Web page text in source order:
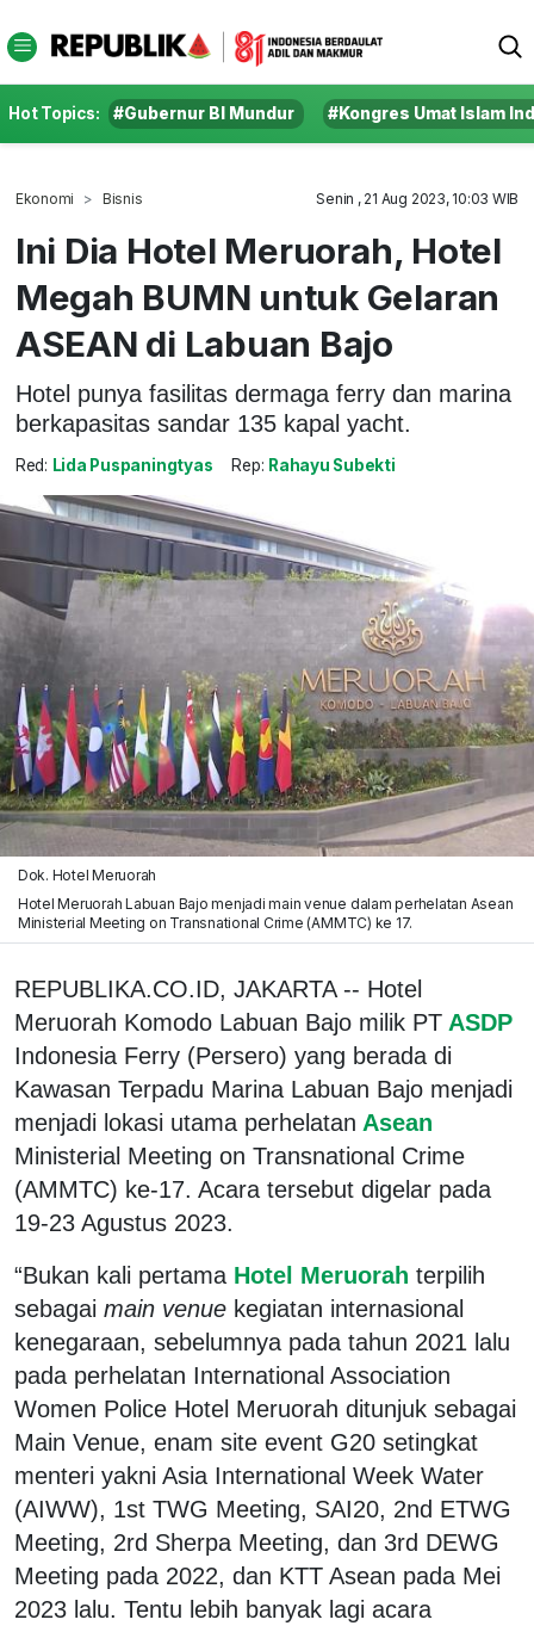
Hot Topics: #Gubernur BI Mundur #Kongres Umat Islam
Ekonomi Bisnis Senin , 21 Aug 2023, 10:03 WIB
Ini Dia Hotel Meruorah, Hotel
Megah BUMN untuk Gelaran
ASEAN di Labuan Bajo
Hotel punya fasilitas dermaga ferry dan marina
berkapasitas sandar 135 kapal yacht.
Red: Lida Puspaningtyas Rep: Rahayu Subekti
Dok. Hotel Meruorah
Hotel Meruorah Labuan Bajo menjadi main venue dalam perhelatan Asean
Ministerial Meeting on Transnational Crime (AMMTC) ke 17.
REPUBLIKA.CO.ID, JAKARTA -- Hotel
Meruorah Komodo Labuan Bajo milik PT ASDP
Indonesia Ferry (Persero) yang berada di
Kawasan Terpadu Marina Labuan Bajo menjadi
menjadi lokasi utama perhelatan Asean
Ministerial Meeting on Transnational Crime
(AMMTC) ke-17. Acara tersebut digelar pada
19-23 Agustus 2023.
“Bukan kali pertama Hotel Meruorah terpilih
sebagai main venue kegiatan internasional
kenegaraan, sebelumnya pada tahun 2021 lalu
pada perhelatan International Association
Women Police Hotel Meruorah ditunjuk sebagai
Main Venue, enam site event G20 setingkat
menteri yakni Asia International Week Water
(AIWW), 1st TWG Meeting, SAI20, 2nd ETWG
Meeting, 2rd Sherpa Meeting, dan 3rd DEWG
Meeting pada 2022, dan KTT Asean pada Mei
2023 lalu. Tentu lebih banyak lagi acara